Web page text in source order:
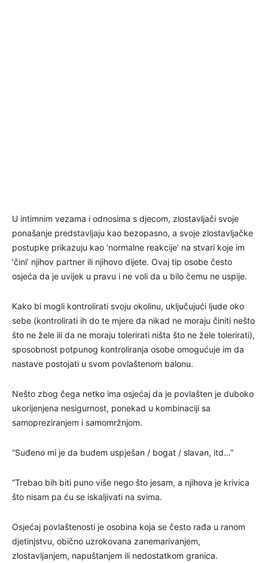
U intimnim vezama i odnosima s djecom, zlostavljači svoje
ponašanje predstavljaju kao bezopasno, a svoje zlostavljačke
postupke prikazuju kao ‘normalne reakcije’ na stvari koje im
‘čini’ njihov partner ili njihovo dijete. Ovaj tip osobe često
osjeća da je uvijek u pravu i ne voli da u bilo čemu ne uspije.
Kako bi mogli kontrolirati svoju okolinu, uključujući ljude oko
sebe (kontrolirati ih do te mjere da nikad ne moraju činiti nešto
što ne žele ili da ne moraju tolerirati ništa što ne žele tolerirati),
sposobnost potpunog kontroliranja osobe omogućuje im da
nastave postojati u svom povlaštenom balonu.
Nešto zbog čega netko ima osjećaj da je povlašten je duboko
ukorijenjena nesigurnost, ponekad u kombinaciji sa
samopreziranjem i samomržnjom.
“Suđeno mi je da budem uspješan / bogat / slavan, itd…”
“Trebao bih biti puno više nego što jesam, a njihova je krivica
što nisam pa ću se iskaljivati na svima.
Osjećaj povlaštenosti je osobina koja se često rađa u ranom
djetinjstvu, obično uzrokovana zanemarivanjem,
zlostavljanjem, napuštanjem ili nedostatkom granica.